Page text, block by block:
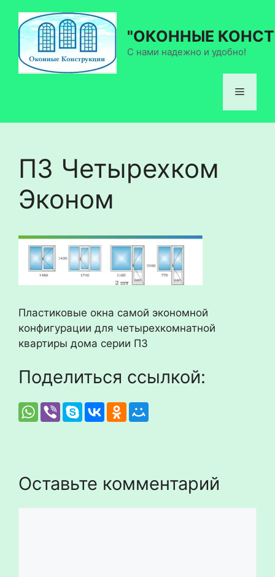
содержимому
"ОКОННЫЕ
С нами надежно и удобно!
Меню
П3 Четырехком
Эконом
Пластиковые окна самой экономной
конфигурации для четырехкомнатной
квартиры дома серии П3
Поделиться ссылкой:
Оставьте комментарий